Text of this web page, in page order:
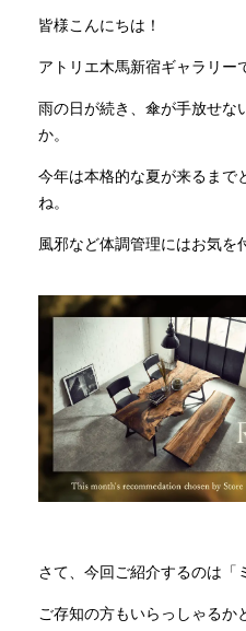
よくあるご質問
お問い合わせ
皆様こんにちは！
アトリエ木馬新宿ギャラリー
雨の日が続き、傘が手放せな
か。
今年は本格的な夏が来るまで
ね。
風邪など体調管理にはお気を
さて、今回ご紹介するのは「
ご存知の方もいらっしゃるか